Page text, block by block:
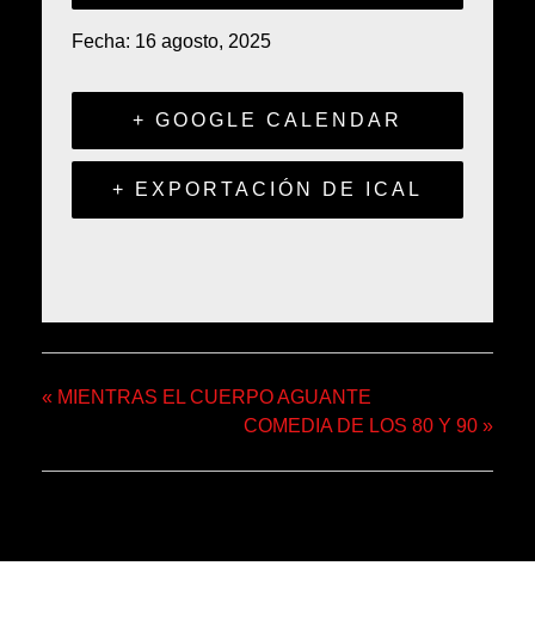
Fecha: 16 agosto, 2025
+ GOOGLE CALENDAR
+ EXPORTACIÓN DE ICAL
« MIENTRAS EL CUERPO AGUANTE
COMEDIA DE LOS 80 Y 90 »